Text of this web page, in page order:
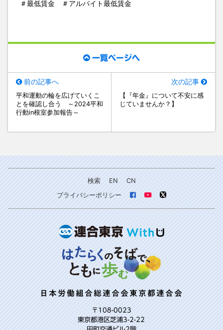
＃最低賃金 ＃アルバイト最低賃金
一覧ページへ
前の記事へ
平和運動の輪を広げていくこ
とを確認し合う ～2024平和
行動in根室参加報告～
次の記事
【『年金』について不安に感
じていませんか？】
検索 EN
CN
プライバシーポリシー
日本労働組合総連合会東京都連合会
〒108-0023
東京都港区芝浦3-2-22